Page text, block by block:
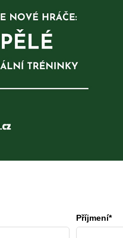
Příjmení*